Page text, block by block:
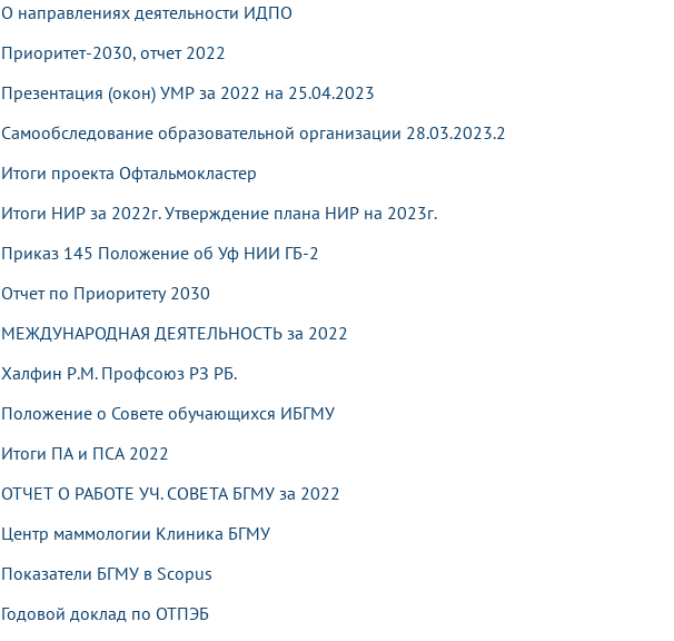
О направлениях деятельности ИДПО
Приоритет-2030, отчет 2022
Презентация (окон) УМР за 2022 на 25.04.2023
Самообследование образовательной организации 28.03.2023.2
Итоги проекта Офтальмокластер
Итоги НИР за 2022г. Утверждение плана НИР на 2023г.
Приказ 145 Положение об Уф НИИ ГБ-2
Отчет по Приоритету 2030
МЕЖДУНАРОДНАЯ ДЕЯТЕЛЬНОСТЬ за 2022
Халфин Р.М. Профсоюз РЗ РБ.
Положение о Совете обучающихся ИБГМУ
Итоги ПА и ПСА 2022
ОТЧЕТ О РАБОТЕ УЧ. СОВЕТА БГМУ за 2022
Центр маммологии Клиника БГМУ
Показатели БГМУ в Scopus
Годовой доклад по ОТПЭБ